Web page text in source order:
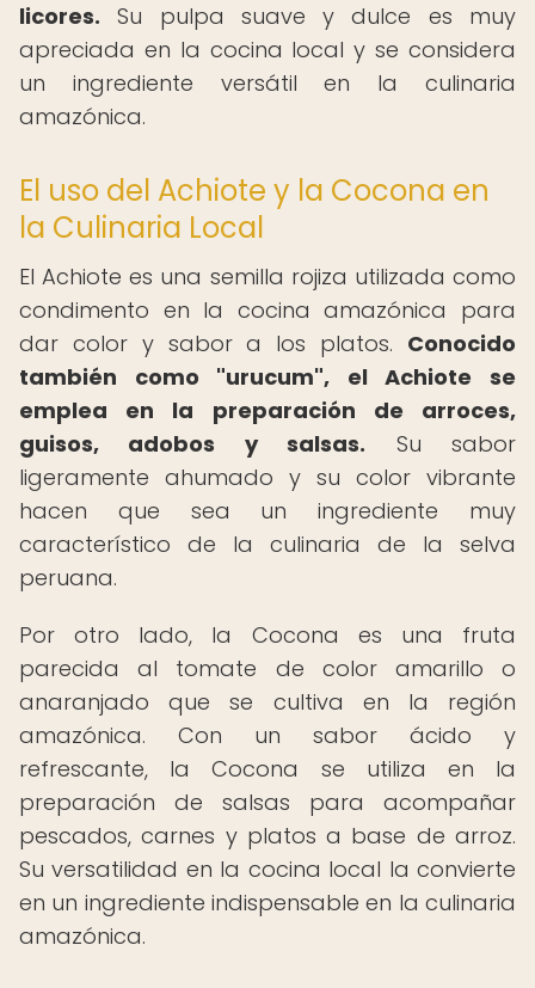
licores. Su pulpa suave y dulce es muy
apreciada en la cocina local y se considera
un ingrediente versátil en la culinaria
amazónica.
El uso del Achiote y la Cocona en
la Culinaria Local
El Achiote es una semilla rojiza utilizada como
condimento en la cocina amazónica para
dar color y sabor a los platos. Conocido
también como "urucum", el Achiote se
emplea en la preparación de arroces,
guisos, adobos y salsas. Su sabor
ligeramente ahumado y su color vibrante
hacen que sea un ingrediente muy
característico de la culinaria de la selva
peruana.
Por otro lado, la Cocona es una fruta
parecida al tomate de color amarillo o
anaranjado que se cultiva en la región
amazónica. Con un sabor ácido y
refrescante, la Cocona se utiliza en la
preparación de salsas para acompañar
pescados, carnes y platos a base de arroz.
Su versatilidad en la cocina local la convierte
en un ingrediente indispensable en la culinaria
amazónica.